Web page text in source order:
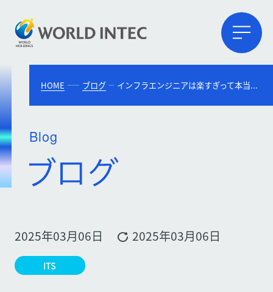
HOME ブログ インフラエンジニアは楽すぎって本当？理由や大変なこと・向いている人の特徴を解説
Blog
2025年03月06日 2025年03月06日
ITS